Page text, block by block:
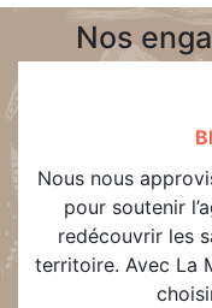
Nos
Nous nous
pour soutenir
redécouvrir les
territoire. Avec La